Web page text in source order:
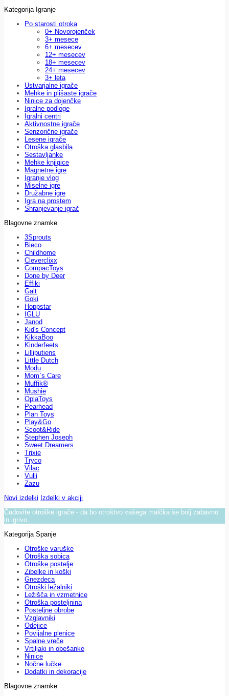
Kategorija Igranje
Po starosti otroka
0+ Novorojenček
3+ mesece
6+ mesecev
12+ mesecev
18+ mesecev
24+ mesecev
3+ leta
Ustvarjalne igrače
Mehke in plišaste igrače
Ninice za dojenčke
Igralne podloge
Igralni centri
Aktivnostne igrače
Senzorične igrače
Lesene igrače
Otroška glasbila
Sestavljanke
Mehke knjigice
Magnetne igre
Igranje vlog
Miselne igre
Družabne igre
Igra na prostem
Shranjevanje igrač
Blagovne znamke
3Sprouts
Bieco
Childhome
Cleverclixx
CompacToys
Done by Deer
Effiki
Galt
Goki
Hoppstar
IGLU
Janod
Kid's Concept
KikkaBoo
Kinderfeets
Lilliputiens
Little Dutch
Modu
Mom`s Care
Muffik®
Mushie
OplaToys
Pearhead
Plan Toys
Play&Go
Scoot&Ride
Stephen Joseph
Sweet Dreamers
Trixie
Tryco
Vilac
Vulli
Zazu
Novi izdelki Izdelki v akciji
Čudovite otroške igrače - da bo otroštvo vašega malčka še bolj zabavno
in igrivo.
Kategorija Spanje
Otroške varuške
Otroška sobica
Otroške postelje
Zibelke in koški
Gnezdeca
Otroški ležalniki
Ležišča in vzmetnice
Otroška posteljnina
Posteljne obrobe
Vzglavniki
Odejice
Povijalne plenice
Spalne vreče
Vrtiljaki in obešanke
Ninice
Nočne lučke
Dodatki in dekoracije
Blagovne znamke